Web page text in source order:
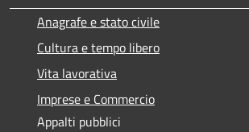
Anagrafe e stato civile
Cultura e tempo libero
Vita lavorativa
Imprese e Commercio
Appalti pubblici